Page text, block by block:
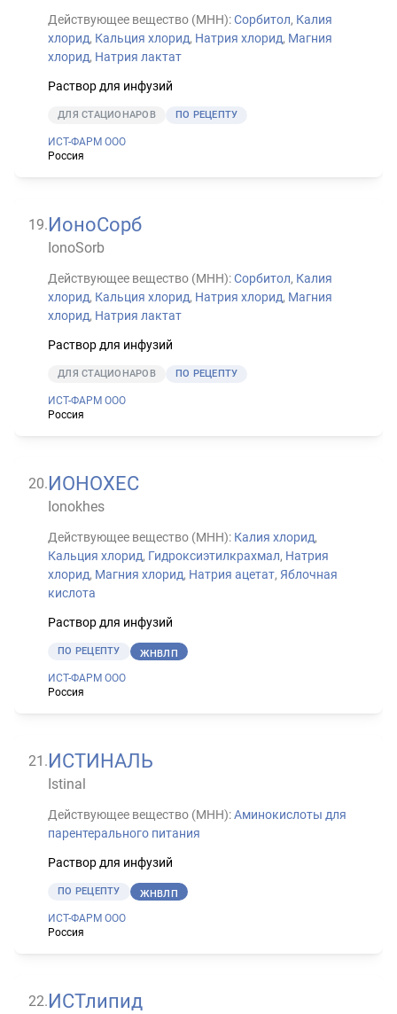
Действующее вещество (МНН):Сорбитол, Калия
хлорид, Кальция хлорид, Натрия хлорид, Магния
хлорид, Натрия лактат
Раствор для инфузий
ДЛЯ СТАЦИОНАРОВ ПО РЕЦЕПТУ
ИСТ-ФАРМ ООО
Россия
19.ИоноСорб
IonoSorb
Действующее вещество (МНН):Сорбитол, Калия
хлорид, Кальция хлорид, Натрия хлорид, Магния
хлорид, Натрия лактат
Раствор для инфузий
ДЛЯ СТАЦИОНАРОВ ПО РЕЦЕПТУ
ИСТ-ФАРМ ООО
Россия
20.ИОНОХЕС
Ionokhes
Действующее вещество (МНН): Калия хлорид,
Кальция хлорид, Гидроксиэтилкрахмал, Натрия
хлорид, Магния хлорид, Натрия ацетат, Яблочная
кислота
Раствор для инфузий
ПО РЕЦЕПТУ ЖНВЛП
ИСТ-ФАРМ ООО
Россия
21 .ИСТИНАЛЬ
Istinal
Действующее вещество (МНН):Аминокислоты для
парентерального питания
Раствор для инфузий
ПО РЕЦЕПТУ ЖНВЛП
ИСТ-ФАРМ ООО
Россия
22.ИСТлипид